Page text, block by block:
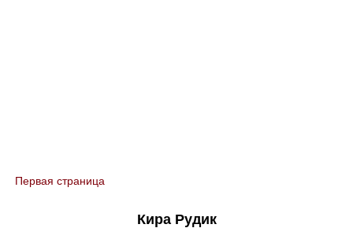
You are here
Первая страница
Кира Рудик